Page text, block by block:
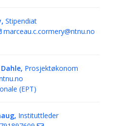
Stipendiat
marceau.c.cormery@ntnu.no
Prosjektøkonom
(EPT)
Instituttleder